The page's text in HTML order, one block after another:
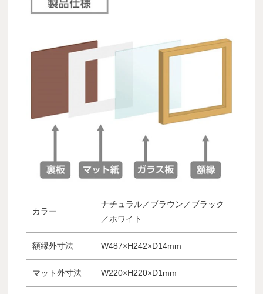
カラー
ナチュラル／ブラウン／ブラック
／ホワイト
額縁外寸法 W487×H242×D14mm
マット外寸法 W220×H220×D1mm